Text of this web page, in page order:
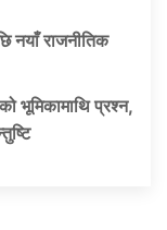
नयाँ राजनीतिक
भूमिकामाथि प्रश्न,